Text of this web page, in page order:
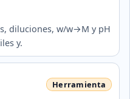
diluciones, w/w→M y pH
y.